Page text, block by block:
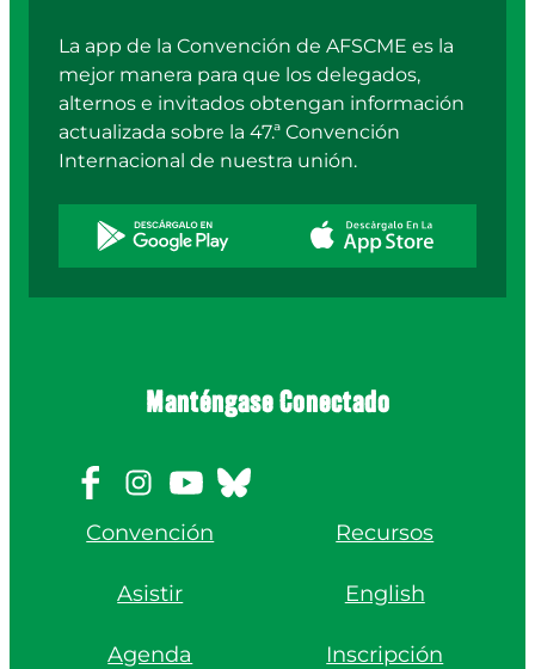
La app de la Convención de AFSCME es la
mejor manera para que los delegados,
alternos e invitados obtengan información
actualizada sobre la 47.ª Convención
Internacional de nuestra unión.
Manténgase Conectado
Convención
Asistir
Agenda
Recursos
English
Inscripción